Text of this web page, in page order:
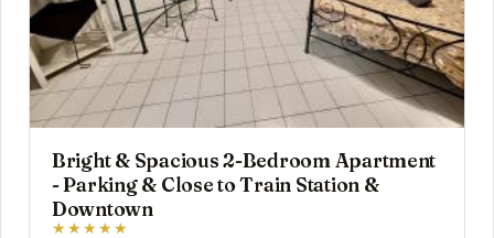
Bright & Spacious 2-Bedroom Apartment
- Parking & Close to Train Station &
Downtown
★★★★★